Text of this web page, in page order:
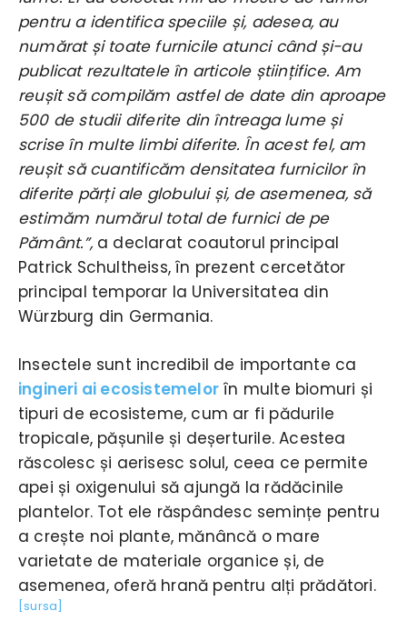
pentru a identifica speciile și, adesea, au
numărat și toate furnicile atunci când și-au
publicat rezultatele în articole științifice. Am
reușit să compilăm astfel de date din aproape
500 de studii diferite din întreaga lume și
scrise în multe limbi diferite. În acest fel, am
reușit să cuantificăm densitatea furnicilor în
diferite părți ale globului și, de asemenea, să
estimăm numărul total de furnici de pe
Pământ.”,a declarat coautorul principal
Patrick Schultheiss, în prezent cercetător
principal temporar la Universitatea din
Würzburg din Germania.
Insectele sunt incredibil de importante ca
ingineri ai ecosistemelor în multe biomuri și
tipuri de ecosisteme, cum ar fi pădurile
tropicale, pășunile și deșerturile. Acestea
răscolesc și aerisesc solul, ceea ce permite
apei și oxigenului să ajungă la rădăcinile
plantelor. Tot ele răspândesc semințe pentru
a crește noi plante, mănâncă o mare
varietate de materiale organice și, de
asemenea, oferă hrană pentru alți prădători.
[sursa]